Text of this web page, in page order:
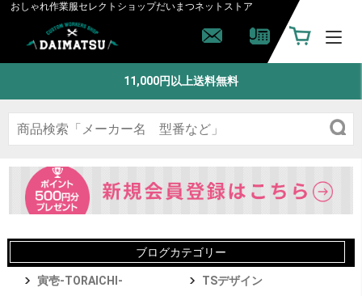
おしゃれ作業服セレクトショップだいまつネットストア
11,000円以上送料無料
ブログカテゴリー
寅壱-TORAICHI-
TSデザイン